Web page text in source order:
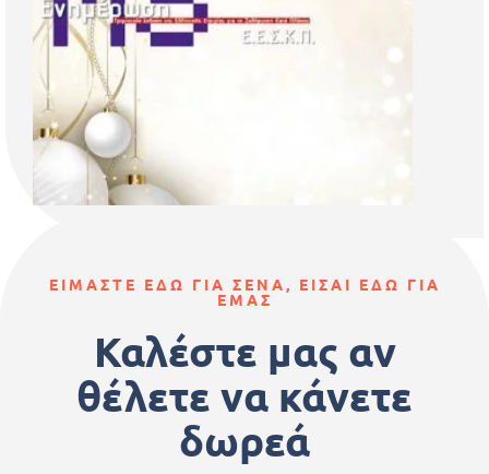
ΕΙΜΑΣΤΕ ΕΔΩ ΓΙΑ ΣΕΝΑ, ΕΙΣΑΙ ΕΔΩ ΓΙΑ
ΕΜΑΣ
Καλέστε μας αν
θέλετε να κάνετε
δωρεά